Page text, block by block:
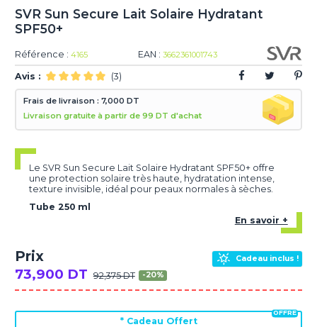
SVR Sun Secure Lait Solaire Hydratant
SPF50+
Référence : 4165 EAN : 3662361001743
Avis : (3)
Frais de livraison : 7,000 DT
Livraison gratuite à partir de 99 DT d'achat
Le SVR Sun Secure Lait Solaire Hydratant SPF50+ offre
une protection solaire très haute, hydratation intense,
texture invisible, idéal pour peaux normales à sèches.
Tube 250 ml
En savoir +
Prix
73,900 DT 92,375 DT -20%
Cadeau inclus !
* Cadeau Offert